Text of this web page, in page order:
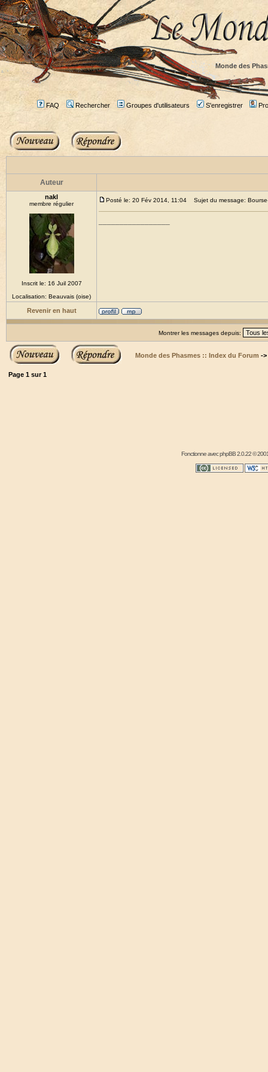
Monde des
FAQ Rechercher Groupes d'utilisateurs S'enregistrer
Auteur
nakl
membre régulier
Inscrit le: 16 Juil 2007
Localisation: Beauvais (oise)
Posté le: 20 Fév 2014, 11:04 Sujet du message:
Revenir en haut
Montrer les messages depuis:
Monde des Phasmes :: Index du Forum ->
Page 1 sur1
Fonctionne avecphpBB2.0.22 ©